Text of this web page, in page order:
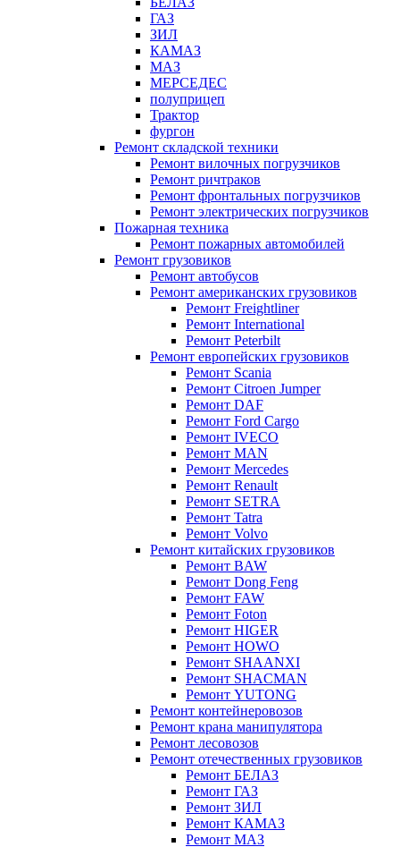
ГАЗ
ЗИЛ
КАМАЗ
МАЗ
МЕРСЕДЕС
полуприцеп
Трактор
фургон
Ремонт складской техники
Ремонт вилочных погрузчиков
Ремонт ричтраков
Ремонт фронтальных погрузчиков
Ремонт электрических погрузчиков
Пожарная техника
Ремонт пожарных автомобилей
Ремонт грузовиков
Ремонт автобусов
Ремонт американских грузовиков
Ремонт Freightliner
Ремонт International
Ремонт Peterbilt
Ремонт европейских грузовиков
Ремонт Scania
Ремонт Citroen Jumper
Ремонт DAF
Ремонт Ford Cargo
Ремонт IVECO
Ремонт MAN
Ремонт Mercedes
Ремонт Renault
Ремонт SETRA
Ремонт Tatra
Ремонт Volvo
Ремонт китайских грузовиков
Ремонт BAW
Ремонт Dong Feng
Ремонт FAW
Ремонт Foton
Ремонт HIGER
Ремонт HOWO
Ремонт SHAANXI
Ремонт SHACMAN
Ремонт YUTONG
Ремонт контейнеровозов
Ремонт крана манипулятора
Ремонт лесовозов
Ремонт отечественных грузовиков
Ремонт БЕЛАЗ
Ремонт ГАЗ
Ремонт ЗИЛ
Ремонт КАМАЗ
Ремонт МАЗ